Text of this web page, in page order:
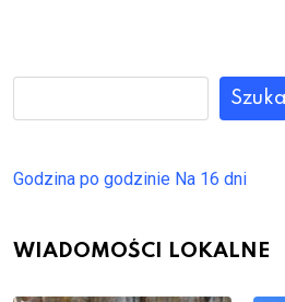
Godzina po godzinie Na 16 dni
WIADOMOŚCI LOKALNE